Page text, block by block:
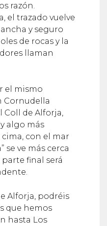
razón.
el trazado vuelve
y seguro
de rocas y la
llaman
el mismo
Cornudella
de Alforja,
algo más
con el mar
se ve más cerca
parte final será
Alforja, podréis
que hemos
hasta Los